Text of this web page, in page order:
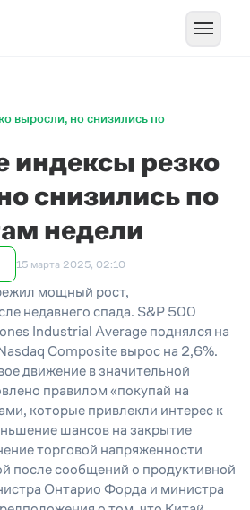
выросли, но снизились по
резко
снизились по
недели
15 марта 2025, 02:10
мощный рост,
недавнего спада. S&P 500
Industrial Average поднялся на
Composite вырос на 2,6%.
движение в значительной
правилом «покупай на
которые привлекли интерес к
шансов на закрытие
торговой напряженности
после сообщений о продуктивной
Онтарио Форда и министра